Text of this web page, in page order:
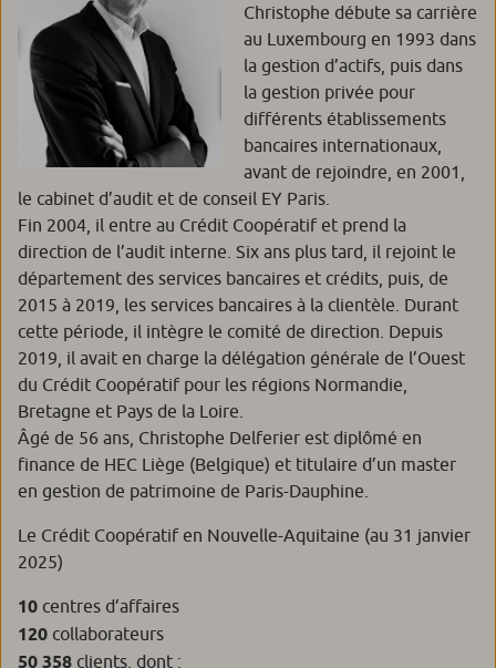
Christophe débute sa carrière
au Luxembourg en 1993 dans
la gestion d’actifs, puis dans
la gestion privée pour
différents établissements
bancaires internationaux,
avant de rejoindre, en 2001,
le cabinet d’audit et de conseil EY Paris.
Fin 2004, il entre au Crédit Coopératif et prend la
direction de l’audit interne. Six ans plus tard, il rejoint le
département des services bancaires et crédits, puis, de
2015 à 2019, les services bancaires à la clientèle. Durant
cette période, il intègre le comité de direction. Depuis
2019, il avait en charge la délégation générale de l’Ouest
du Crédit Coopératif pour les régions Normandie,
Bretagne et Pays de la Loire.
Âgé de 56 ans, Christophe Delferier est diplômé en
finance de HEC Liège (Belgique) et titulaire d’un master
en gestion de patrimoine de Paris-Dauphine.
Le Crédit Coopératif en Nouvelle-Aquitaine (au 31 janvier
2025)
10 centres d’affaires
120 collaborateurs
50 358 clients, dont :